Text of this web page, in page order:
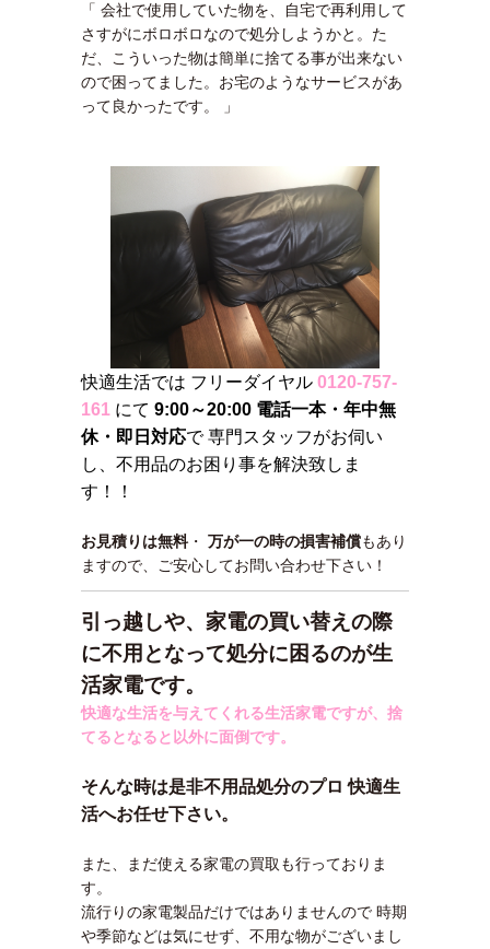
「 会社で使用していた物を、自宅で再利用して
さすがにボロボロなので処分しようかと。た
だ、こういった物は簡単に捨てる事が出来ない
ので困ってました。お宅のようなサービスがあ
って良かったです。 」
快適生活では フリーダイヤル 0120-757-
161 にて 9:00～20:00 電話一本・年中無
休・即日対応で 専門スタッフがお伺い
し、不用品のお困り事を解決致しま
す！！
お見積りは無料・ 万が一の時の損害補償もあり
ますので、ご安心してお問い合わせ下さい！
引っ越しや、家電の買い替えの際
に不用となって処分に困るのが生
活家電です。
快適な生活を与えてくれる生活家電ですが、捨
てるとなると以外に面倒です。
そんな時は是非不用品処分のプロ 快適生
活へお任せ下さい。
また、まだ使える家電の買取も行っておりま
す。
流行りの家電製品だけではありませんので 時期
や季節などは気にせず、不用な物がございまし